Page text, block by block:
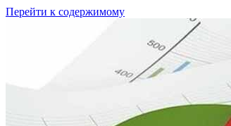
Перейти к содержимому